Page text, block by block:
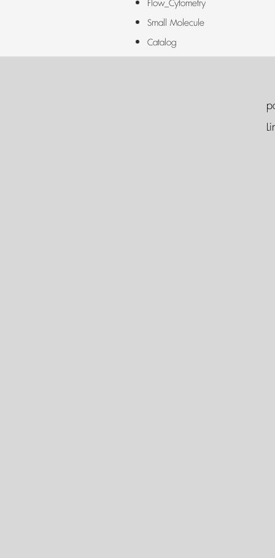
Flow_Cytometry
Small Molecule
Catalog